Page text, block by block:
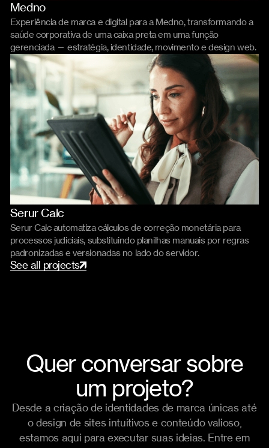
Medno
Experiência de marca e digital para a Medno, transformando a
saúde corporativa de uma caixa preta em uma função
gerenciada — estratégia, identidade, movimento e design web.
Serur Calc
Serur Calc automatiza cálculos de correção monetária para
processos judiciais, substituindo planilhas manuais por regras
padronizadas e versionadas no lado do servidor.
See all projects
Quer conversar sobre
um projeto?
Desde a criação de identidades de marca únicas até
o design de sites intuitivos e conteúdo valioso,
estamos aqui para executar suas ideias. Entre em